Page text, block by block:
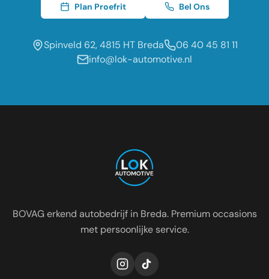
Plan Proefrit Bel Ons
Spinveld 62, 4815 HT Breda
06 40 45 81 11
info@lok-automotive.nl
BOVAG erkend autobedrijf in Breda. Premium occasions
met persoonlijke service.